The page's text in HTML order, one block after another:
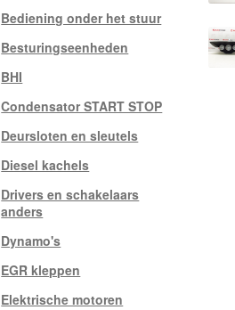
Bediening onder het stuur
Besturingseenheden
BHI
Condensator START STOP
Deursloten en sleutels
Diesel kachels
Drivers en schakelaars
anders
Dynamo's
EGR kleppen
Elektrische motoren